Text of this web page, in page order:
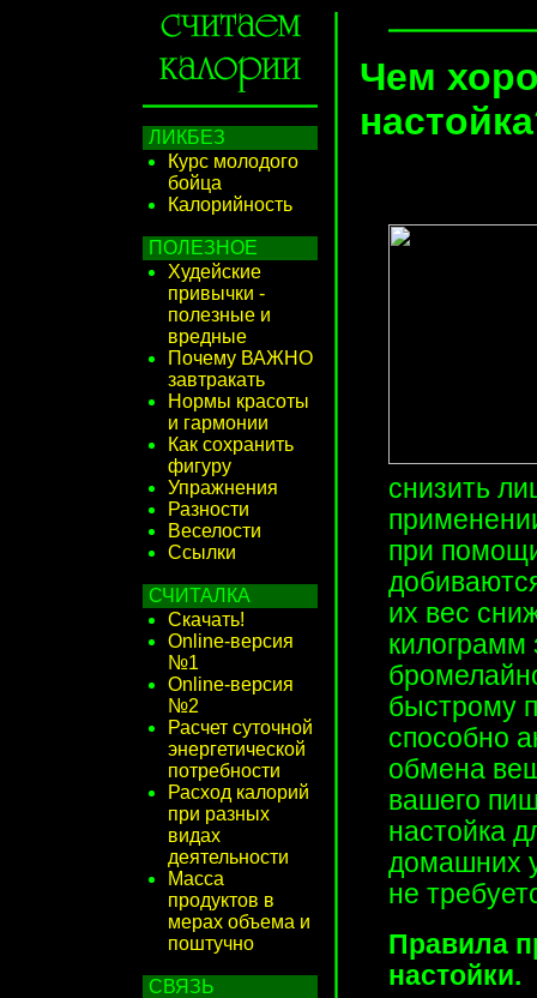
ЛИКБЕЗ
Курс молодого
бойца
Калорийность
ПОЛЕЗНОЕ
Худейские
привычки -
полезные и
вредные
Почему ВАЖНО
завтракать
Нормы красоты
и гармонии
Как сохранить
фигуру
Упражнения
Разности
Веселости
Ссылки
СЧИТАЛКА
Скачать!
Online-версия
№1
Online-версия
№2
Расчет суточной
энергетической
потребности
Расход калорий
при разных
видах
деятельности
Масса
продуктов в
мерах объема и
поштучно
СВЯЗЬ
Чем
снизить
при
их вес
килограмм
быстрому
способно
обмена
вашего
настойка
домашних
не
Правила
настойки.